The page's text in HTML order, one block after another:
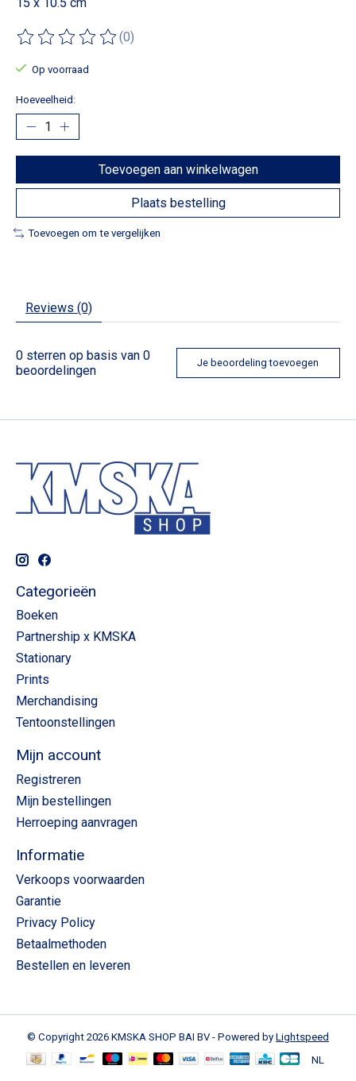
De beoordeling van dit product is
(0)
Op voorraad
Hoeveelheid:
Toevoegen aan winkelwagen
Plaats bestelling
Toevoegen om te vergelijken
Reviews (0)
0 sterren op basis van 0
beoordelingen
Je beoordeling toevoegen
Categorieën
Boeken
Partnership x KMSKA
Stationary
Prints
Merchandising
Tentoonstellingen
Mijn account
Registreren
Mijn bestellingen
Herroeping aanvragen
Informatie
Verkoops voorwaarden
Garantie
Privacy Policy
Betaalmethoden
Bestellen en leveren
© Copyright 2026 KMSKA SHOP BAI BV - Powered by Lightspeed
NL